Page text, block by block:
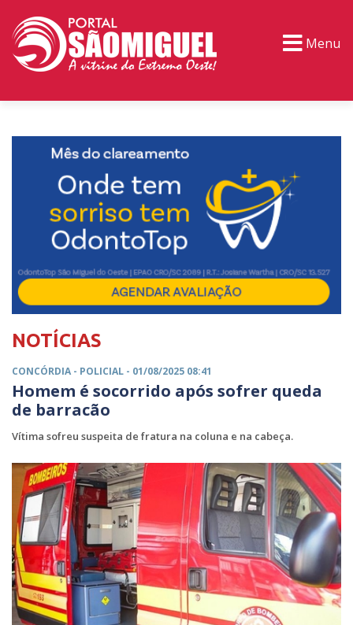
Menu
NOTÍCIAS
CONCÓRDIA - POLICIAL - 01/08/2025 08:41
Homem é socorrido após sofrer queda
de barracão
Vítima sofreu suspeita de fratura na coluna e na cabeça.